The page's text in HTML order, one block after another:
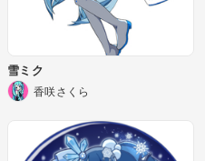
雪ミク
香咲さくら